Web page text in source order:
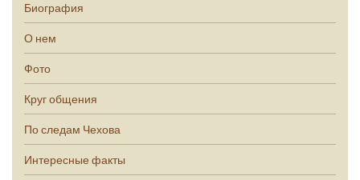
Биография
О нем
Фото
Круг общения
По следам Чехова
Интересные факты